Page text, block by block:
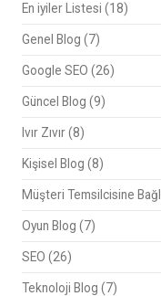
En iyiler Listesi (18)
Genel Blog (7)
Google SEO (26)
Güncel Blog (9)
Ivır Zıvır(8)
Kişisel Blog (8)
Müşteri Temsilcisine
Oyun Blog (7)
SEO (26)
Teknoloji Blog (7)